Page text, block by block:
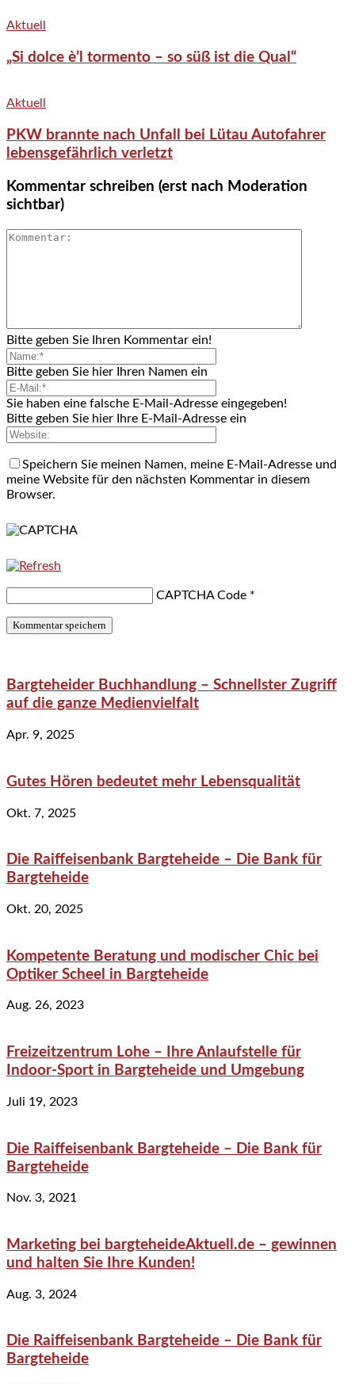
Aktuell
„Si dolce è’l tormento – so süß ist die Qual“
Aktuell
PKW brannte nach Unfall bei Lütau Autofahrer
lebensgefährlich verletzt
Kommentar schreiben (erst nach Moderation
sichtbar)
Bitte geben Sie Ihren Kommentar ein!
Bitte geben Sie hier Ihren Namen ein
Sie haben eine falsche E-Mail-Adresse eingegeben!
Bitte geben Sie hier Ihre E-Mail-Adresse ein
Speichern Sie meinen Namen, meine E-Mail-Adresse und
meine Website für den nächsten Kommentar in diesem
Browser.
CAPTCHA Code *
Bargteheider Buchhandlung – Schnellster Zugriff
auf die ganze Medienvielfalt
Apr. 9, 2025
Gutes Hören bedeutet mehr Lebensqualität
Okt. 7, 2025
Die Raiffeisenbank Bargteheide – Die Bank für
Bargteheide
Okt. 20, 2025
Kompetente Beratung und modischer Chic bei
Optiker Scheel in Bargteheide
Aug. 26, 2023
Freizeitzentrum Lohe – Ihre Anlaufstelle für
Indoor-Sport in Bargteheide und Umgebung
Juli 19, 2023
Die Raiffeisenbank Bargteheide – Die Bank für
Bargteheide
Nov. 3, 2021
Marketing bei bargteheideAktuell.de – gewinnen
und halten Sie Ihre Kunden!
Aug. 3, 2024
Die Raiffeisenbank Bargteheide – Die Bank für
Bargteheide